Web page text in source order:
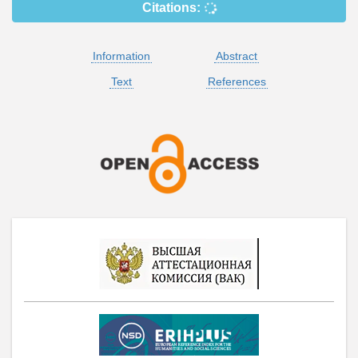
Citations:
Information
Abstract
Text
References